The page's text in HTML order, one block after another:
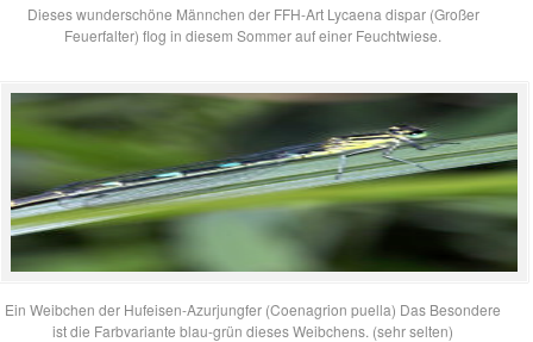
Dieses wunderschöne Männchen der FFH-Art Lycaena dispar (Großer
Feuerfalter) flog in diesem Sommer auf einer Feuchtwiese.
Ein Weibchen der Hufeisen-Azurjungfer (Coenagrion puella) Das Besondere
ist die Farbvariante blau-grün dieses Weibchens. (sehr selten)